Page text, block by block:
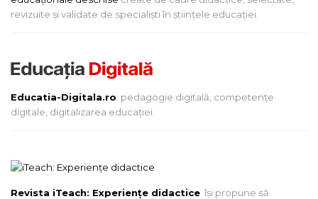
revizuite și validate de specialiști în științele educației.
Educatia-Digitala.ro: pedagogie digitală, competențe
digitale, digitalizarea educației.
Revista iTeach: Experienţe didactice îşi propune să